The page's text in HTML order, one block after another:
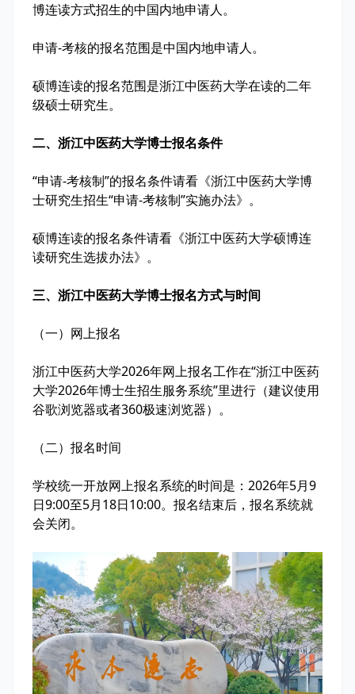
博连读方式招生的中国内地申请人。
申请-考核的报名范围是中国内地申请人。
硕博连读的报名范围是浙江中医药大学在读的二年
级硕士研究生。
二、浙江中医药大学博士报名条件
“申请-考核制”的报名条件请看《浙江中医药大学博
士研究生招生“申请-考核制”实施办法》。
硕博连读的报名条件请看《浙江中医药大学硕博连
读研究生选拔办法》。
三、浙江中医药大学博士报名方式与时间
（一）网上报名
浙江中医药大学2026年网上报名工作在“浙江中医药
大学2026年博士生招生服务系统”里进行（建议使用
谷歌浏览器或者360极速浏览器）。
（二）报名时间
学校统一开放网上报名系统的时间是：2026年5月9
日9:00至5月18日10:00。报名结束后，报名系统就
会关闭。